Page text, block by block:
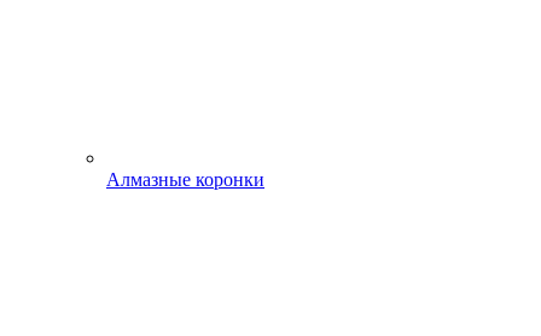
Алмазные коронки